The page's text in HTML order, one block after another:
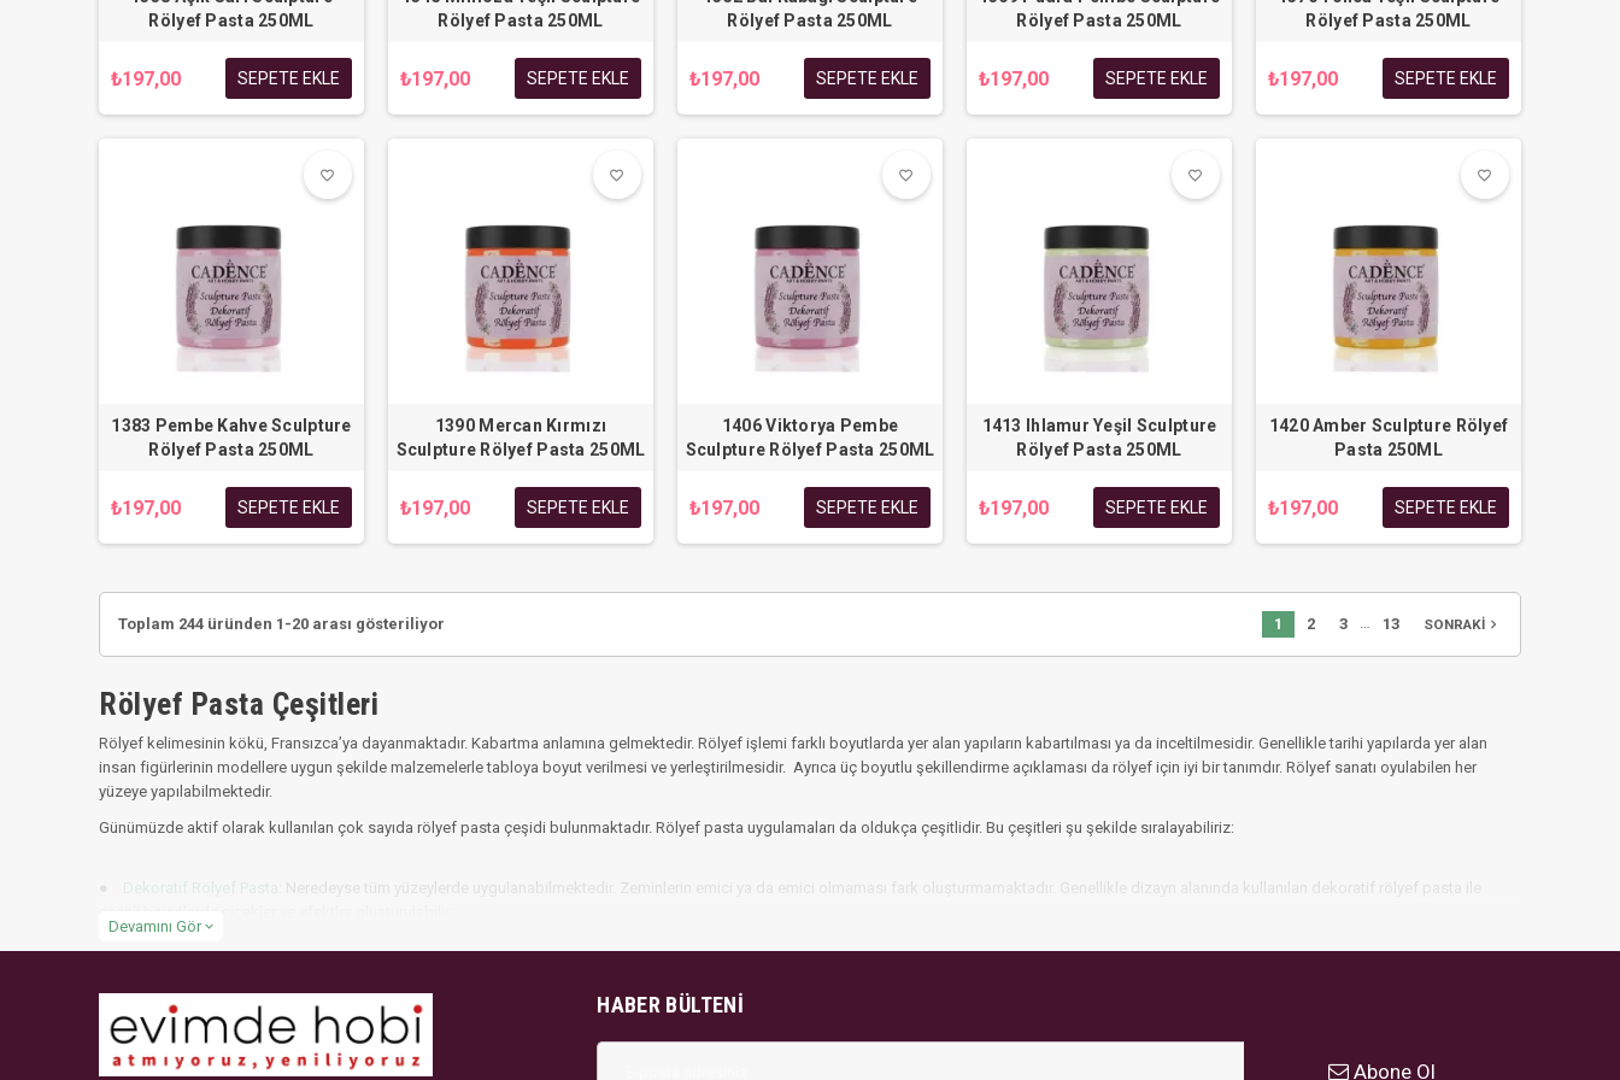
Rölyef Pasta 250ML
₺197,00 SEPETE EKLE
Rölyef Pasta 250ML
₺197,00 SEPETE EKLE
Rölyef Pasta 250ML
₺197,00 SEPETE EKLE
Rölyef Pasta 250ML
₺197,00 SEPETE EKLE
Rölyef Pasta 250ML
₺197,00 SEPETE EKLE
favorite_border
favorite_border
1383 Pembe Kahve Sculpture
Rölyef Pasta 250ML
₺197,00 SEPETE EKLE
favorite_border
favorite_border
1390 Mercan Kırmızı
Sculpture Rölyef Pasta 250ML
₺197,00 SEPETE EKLE
favorite_border
favorite_border
1406 Viktorya Pembe
Sculpture Rölyef Pasta 250ML
₺197,00 SEPETE EKLE
favorite_border
favorite_border
1413 Ihlamur Yeşil Sculpture
Rölyef Pasta 250ML
₺197,00 SEPETE EKLE
favorite_border
favorite_border
1420 Amber Sculpture Rölyef
Pasta 250ML
₺197,00 SEPETE EKLE
Toplam 244 üründen 1-20 arası gösteriliyor 1 2 3 … 13 SONRAKInavigate_next
Rölyef Pasta Çeşitleri
Rölyef kelimesinin kökü, Fransızca’ya dayanmaktadır. Kabartma anlamına gelmektedir. Rölyef işlemi farklı boyutlarda yer alan yapıların kabartılması ya da inceltilmesidir. Genellikle tarihi yapılarda yer alan
insan figürlerinin modellere uygun şekilde malzemelerle tabloya boyut verilmesi ve yerleştirilmesidir. Ayrıca üç boyutlu şekillendirme açıklaması da rölyef için iyi bir tanımdır. Rölyef sanatı oyulabilen her
yüzeye yapılabilmektedir.
Günümüzde aktif olarak kullanılan çok sayıda rölyef pasta çeşidi bulunmaktadır. Rölyef pasta uygulamaları da oldukça çeşitlidir. Bu çeşitleri şu şekilde sıralayabiliriz:
● Dekoratif Rölyef Pasta
: Neredeyse tüm yüzeylerde uygulanabilmektedir. Zeminlerin emici ya da emici olmaması fark oluşturmamaktadır. Genellikle dizayn alanında kullanılan dekoratif rölyef pasta ile
●Buzlu Kar Rölyef Pasta
Tamponlama, spatula ve stencil gibi tekniklerle kullanılabilir.
●Metalik Rölyef Pasta : Bu rölyef pastası da su bazlıdır. Daha çok metalik ya da kum dokulu bir görüntü elde etmek için kullanılır. Metalik renk seçenekleri genellikle dekoratif alanda tercih edilmektedir ve
göz kamaştırıcı bir boyut kazandırır.
Devamını Görexpand_more
HABER BÜLTENI
Abone Ol